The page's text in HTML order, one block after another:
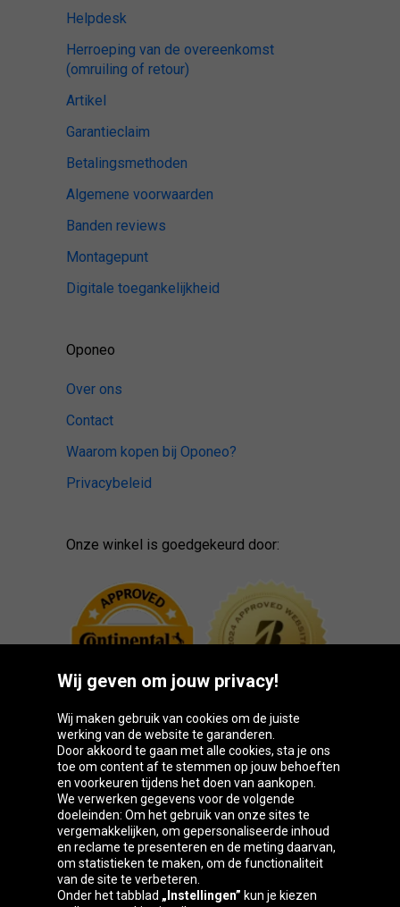
Helpdesk
Herroeping van de overeenkomst
(omruiling of retour)
Artikel
Garantieclaim
Betalingsmethoden
Algemene voorwaarden
Banden reviews
Montagepunt
Digitale toegankelijkheid
Oponeo
Over ons
Contact
Waarom kopen bij Oponeo?
Privacybeleid
Onze winkel is goedgekeurd door:
Oponeo-groep
Belgique
Česká
republika
Deutschland Éire
Wij geven om jouw privacy!
Wij maken gebruik van cookies om de juiste
werking van de website te garanderen.
Door akkoord te gaan met alle cookies, sta je ons
toe om content af te stemmen op jouw behoeften
en voorkeuren tijdens het doen van aankopen.
We verwerken gegevens voor de volgende
doeleinden: Om het gebruik van onze sites te
vergemakkelijken, om gepersonaliseerde inhoud
en reclame te presenteren en de meting daarvan,
om statistieken te maken, om de functionaliteit
van de site te verbeteren.
Onder het tabblad „Instellingen” kun je kiezen